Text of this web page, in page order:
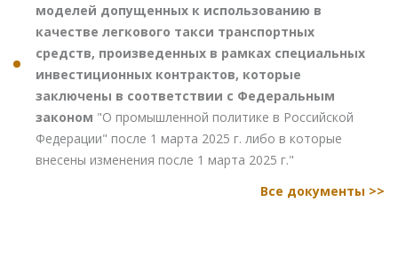
моделей допущенных к использованию в
качестве легкового такси транспортных
средств, произведенных в рамках специальных
инвестиционных контрактов, которые
заключены в соответствии с Федеральным
законом "О промышленной политике в Российской
Федерации" после 1 марта 2025 г. либо в которые
внесены изменения после 1 марта 2025 г."
Все документы >>